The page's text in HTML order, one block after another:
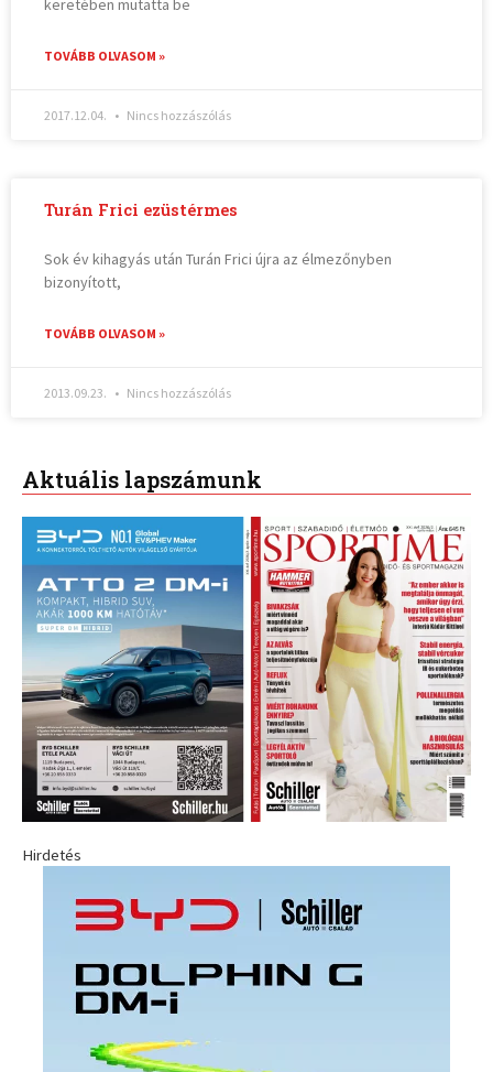
keretében mutatta be
TOVÁBB OLVASOM »
2017.12.04. Nincs hozzászólás
Turán Frici ezüstérmes
Sok év kihagyás után Turán Frici újra az élmezőnyben
bizonyított,
TOVÁBB OLVASOM »
2013.09.23. Nincs hozzászólás
Aktuális lapszámunk
Hirdetés